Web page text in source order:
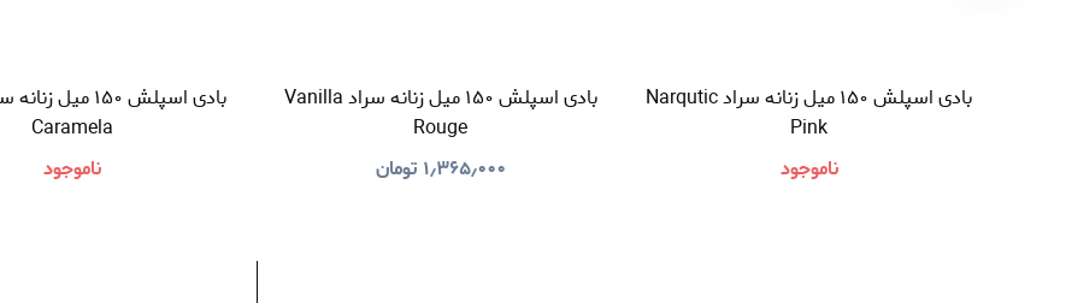
بادی اسپلش ۱۵۰ میل زنانه سراد Narqutic
Pink
ناموجود
بادی اسپلش ۱۵۰ میل زنانه سراد Vanilla
Rouge
۱٫۳۶۵٫۰۰۰ تومان
Caramela
ناموجود